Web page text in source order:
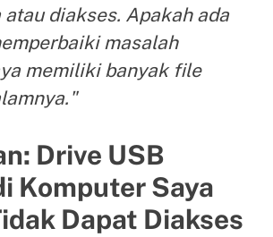
diakses. Apakah ada
masalah
memiliki banyak file
Drive USB
Komputer Saya
Dapat Diakses